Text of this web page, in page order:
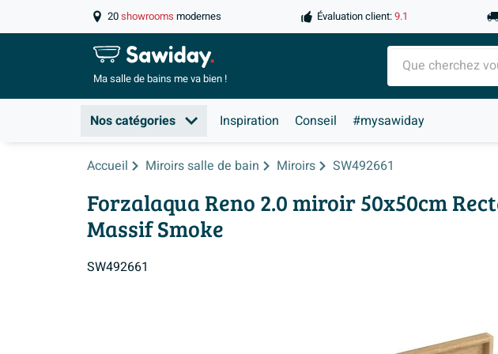
20showrooms modernes Évaluation client:9.1
Ma salle debains me va bien !
Nos catégories Inspiration Conseil #mysawiday
Accueil Miroirs salle de bain Miroirs SW492661
Forzalaqua Reno 2.0 miroir 50x50cm
Massif Smoke
SW492661